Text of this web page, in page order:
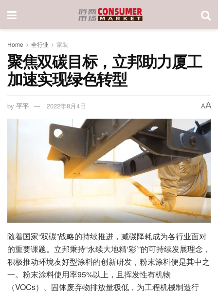
Home 全行业 家装
聚焦双碳目标，立邦助力厦工
加速实现绿色转型
by 平平 2022年8月4日 AA
随着国家“双碳”战略的持续推进，减碳降耗成为各行业面对
的重要课题。立邦秉持“永续大地精‘彩’”的可持续发展理念，
积极推动环境友好型涂料的创新研发，粉末涂料便是其中之
一。粉末涂料使用率95%以上，且挥发性有机物
（VOCs）、固体废弃物排放量极低，为工程机械制造行